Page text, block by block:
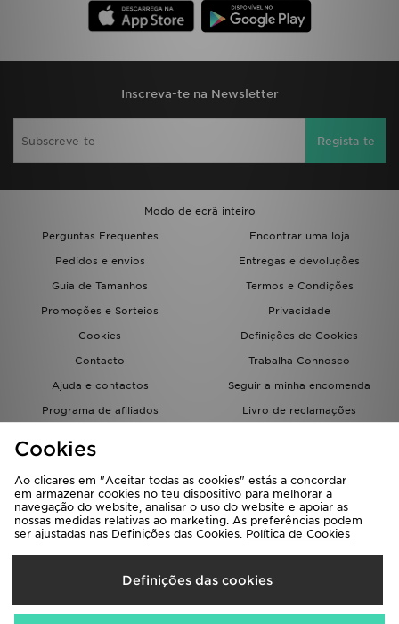
Inscreva-te na Newsletter
Regista-te
Modo de ecrã inteiro
Perguntas Frequentes
Encontrar uma loja
Pedidos e envios
Entregas e devoluções
Guia de Tamanhos
Termos e Condições
Promoções e Sorteios
Privacidade
Cookies
Definições de Cookies
Contacto
Trabalha Connosco
Ajuda e contactos
Seguir a minha encomenda
Programa de afiliados
Livro de reclamações
Seleciona O País
Portugal
Cookies
Ao clicares em "Aceitar todas as cookies" estás a concordar
em armazenar cookies no teu dispositivo para melhorar a
navegação do website, analisar o uso do website e apoiar as
nossas medidas relativas ao marketing. As preferências podem
ser ajustadas nas Definições das Cookies. Política de Cookies
Definições das cookies